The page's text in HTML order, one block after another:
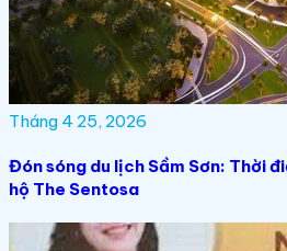
Tháng 4 25, 2026
Đón sóng du lịch Sầm Sơn: Thời
hộ The Sentosa